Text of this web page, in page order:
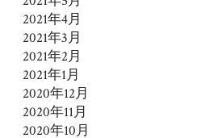
2021年4月
2021年3月
2021年2月
2021年1月
2020年12月
2020年11月
2020年10月